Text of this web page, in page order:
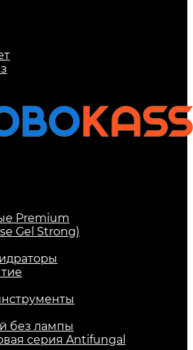
Premium
Gel Strong)
без лампы
серия Antifungal